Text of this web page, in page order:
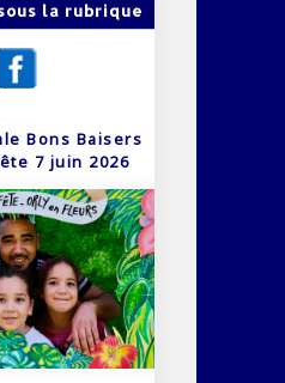
la rubrique
Bons Baisers
7 juin 2026